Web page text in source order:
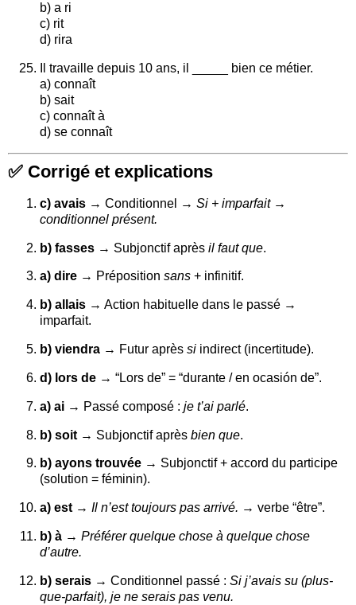
b) a ri
c) rit
d) rira
Il travaille depuis 10 ans, il _____ bien ce métier.
a) connaît
b) sait
c) connaît à
d) se connaît
✅ Corrigé et explications
c) avais → Conditionnel → Si + imparfait →
conditionnel présent.
b) fasses → Subjonctif après il faut que.
a) dire → Préposition sans + infinitif.
b) allais → Action habituelle dans le passé →
imparfait.
b) viendra → Futur après si indirect (incertitude).
d) lors de → “Lors de” = “durante / en ocasión de”.
a) ai → Passé composé : je t’ai parlé.
b) soit → Subjonctif après bien que.
b) ayons trouvée → Subjonctif + accord du participe
(solution = féminin).
a) est → Il n’est toujours pas arrivé. → verbe “être”.
b) à → Préférer quelque chose à quelque chose
d’autre.
b) serais → Conditionnel passé : Si j’avais su (plus-
que-parfait), je ne serais pas venu.